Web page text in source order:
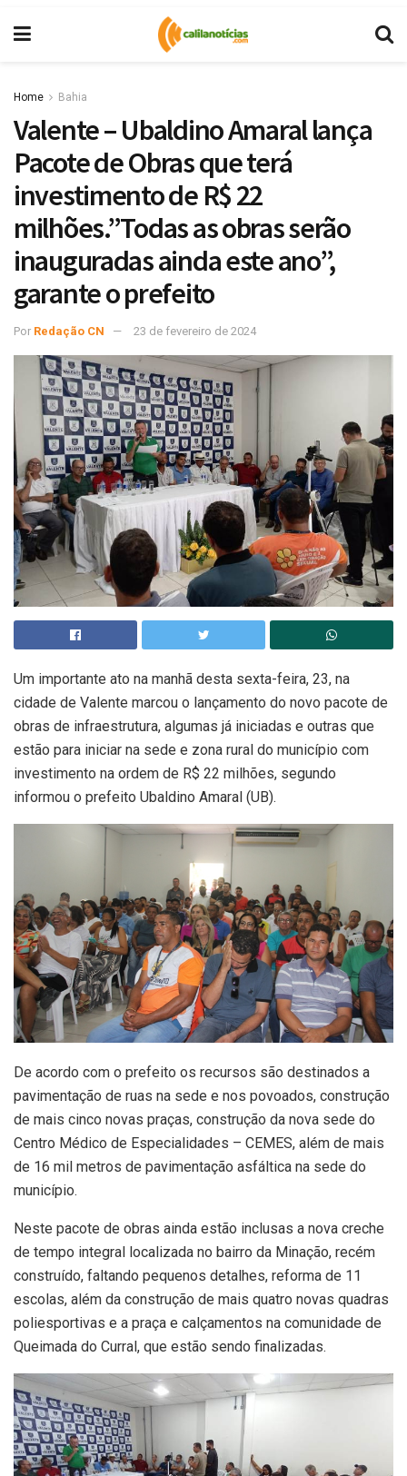
Home Bahia
Valente – Ubaldino Amaral lança
Pacote de Obras que terá
investimento de R$ 22
milhões.”Todas as obras serão
inauguradas ainda este ano”,
garante o prefeito
Por Redação CN 23 de fevereiro de 2024
Um importante ato na manhã desta sexta-feira, 23, na
cidade de Valente marcou o lançamento do novo pacote de
obras de infraestrutura, algumas já iniciadas e outras que
estão para iniciar na sede e zona rural do município com
investimento na ordem de R$ 22 milhões, segundo
informou o prefeito Ubaldino Amaral (UB).
De acordo com o prefeito os recursos são destinados a
pavimentação de ruas na sede e nos povoados, construção
de mais cinco novas praças, construção da nova sede do
Centro Médico de Especialidades – CEMES, além de mais
de 16 mil metros de pavimentação asfáltica na sede do
município.
Neste pacote de obras ainda estão inclusas a nova creche
de tempo integral localizada no bairro da Minação, recém
construído, faltando pequenos detalhes, reforma de 11
escolas, além da construção de mais quatro novas quadras
poliesportivas e a praça e calçamentos na comunidade de
Queimada do Curral, que estão sendo finalizadas.